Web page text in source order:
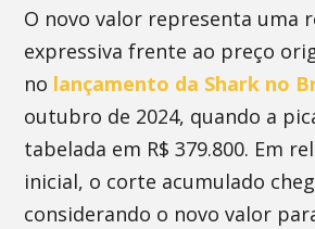
O novo valor representa uma
expressiva frente ao preço
no lançamento da Shark no
outubro de 2024, quando a
tabelada em R$ 379.800. Em
inicial, o corte acumulado
considerando o novo valor